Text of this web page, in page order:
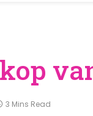
3 Mins Read